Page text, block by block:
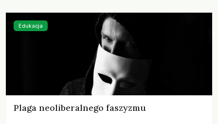
Plaga neoliberalnego faszyzmu
Edukacja